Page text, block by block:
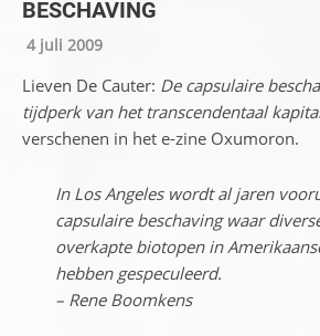
BESCHAVING
4 juli 2009
Lieven De Cauter: De capsulaire
tijdperk van het transcendentaal
verschenen in het e-zine Oxumoron.
In Los Angeles wordt al jaren
capsulaire beschaving waar
overkapte biotopen in
hebben gespeculeerd.
– Rene Boomkens